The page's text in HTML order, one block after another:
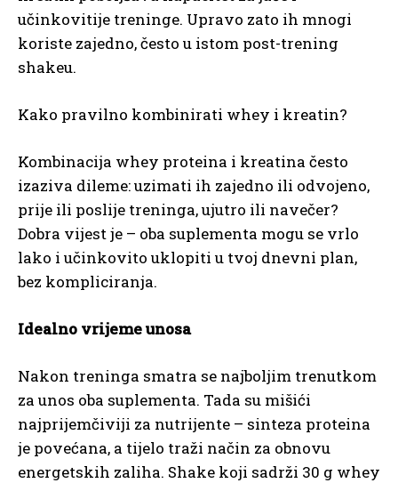
učinkovitije treninge. Upravo zato ih mnogi
koriste zajedno, često u istom post-trening
shakeu.
Kako pravilno kombinirati whey i kreatin?
Kombinacija whey proteina i kreatina često
izaziva dileme: uzimati ih zajedno ili odvojeno,
prije ili poslije treninga, ujutro ili navečer?
Dobra vijest je – oba suplementa mogu se vrlo
lako i učinkovito uklopiti u tvoj dnevni plan,
bez kompliciranja.
Idealno vrijeme unosa
Nakon treninga smatra se najboljim trenutkom
za unos oba suplementa. Tada su mišići
najprijemčiviji za nutrijente – sinteza proteina
je povećana, a tijelo traži način za obnovu
energetskih zaliha. Shake koji sadrži 30 g whey